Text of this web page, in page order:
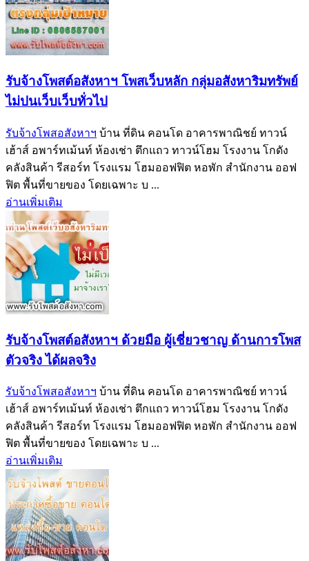
รับจ้างโพสต์อสังหาฯ โพสเว็บหลัก กลุ่มอสังหาริมทรัพย์
ไม่ปนเว็บเว็บทั่วไป
รับจ้างโพสอสังหาฯ บ้าน ที่ดิน คอนโด อาคารพาณิชย์ ทาวน์
เฮ้าส์ อพาร์ทเม้นท์ ห้องเช่า ตึกแถว ทาวน์โฮม โรงงาน โกดัง
คลังสินค้า รีสอร์ท โรงแรม โฮมออฟฟิต หอพัก สำนักงาน ออฟ
ฟิต พื้นที่ขายของ โดยเฉพาะ บ ...
อ่านเพิ่มเติม
รับจ้างโพสต์อสังหาฯ ด้วยมือ ผู้เชี่ยวชาญ ด้านการโพส
ตัวจริง ได้ผลจริง‎
รับจ้างโพสอสังหาฯ บ้าน ที่ดิน คอนโด อาคารพาณิชย์ ทาวน์
เฮ้าส์ อพาร์ทเม้นท์ ห้องเช่า ตึกแถว ทาวน์โฮม โรงงาน โกดัง
คลังสินค้า รีสอร์ท โรงแรม โฮมออฟฟิต หอพัก สำนักงาน ออฟ
ฟิต พื้นที่ขายของ โดยเฉพาะ บ ...
อ่านเพิ่มเติม